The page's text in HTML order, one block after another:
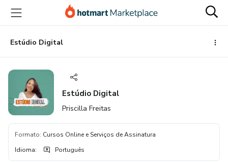
para
conteúdo
principal
para
pagamento
para
rodapé
Estúdio Digital
Estúdio Digital
Priscilla Freitas
Formato: Cursos Online e Serviços de Assinatura
Idioma: Português